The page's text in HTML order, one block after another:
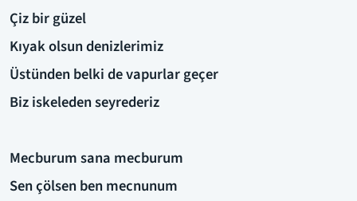
Çiz bir güzel
Kıyak olsun denizlerimiz
Üstünden belki de vapurlar geçer
Biz iskeleden seyrederiz
Mecburum sana mecburum
Sen çölsen ben mecnunum